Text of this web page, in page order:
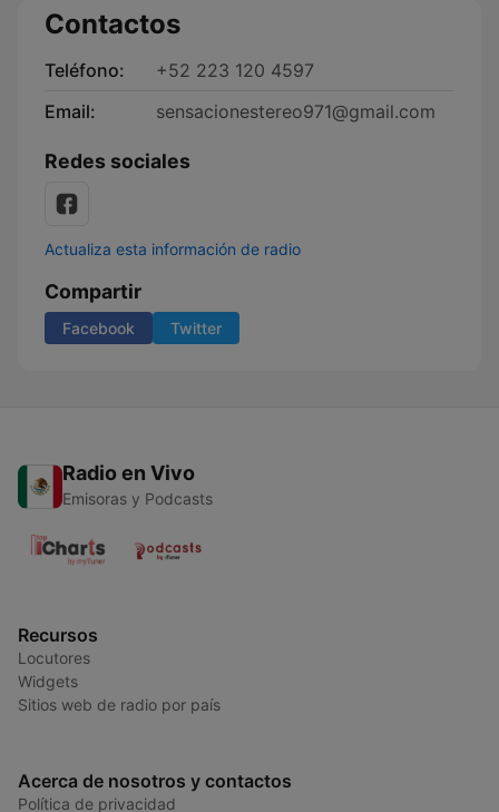
Contactos
Teléfono:
+52 223 120 4597
Email:
sensacionestereo971@gmail.com
Redes sociales
Actualiza esta información de radio
Compartir
Facebook Twitter
Radio en Vivo
Emisoras y Podcasts
Recursos
Locutores
Widgets
Sitios web de radio por país
Acerca de nosotros y contactos
Política de privacidad